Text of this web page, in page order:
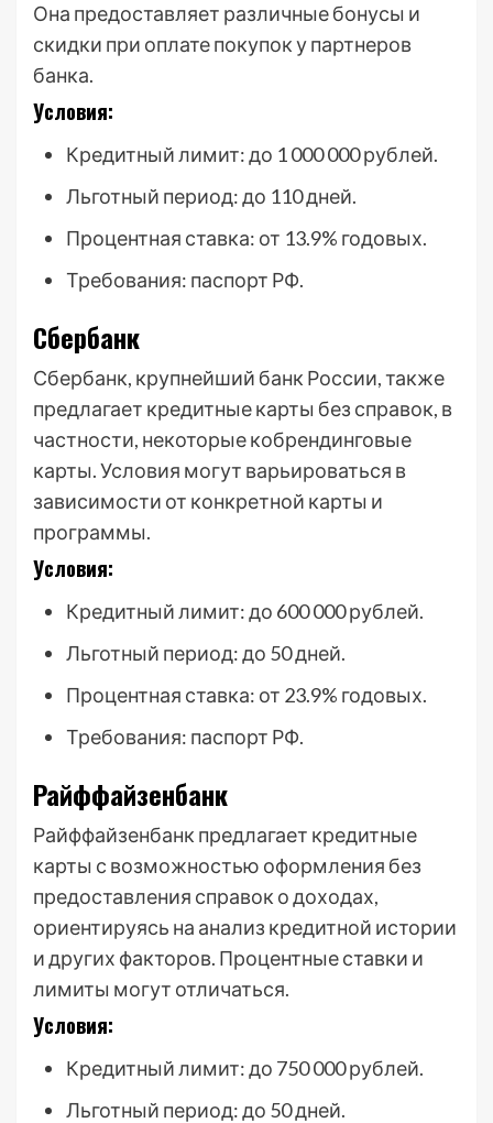
Она предоставляет различные бонусы и
скидки при оплате покупок у партнеров
банка.
Условия:
Кредитный лимит: до 1 000 000 рублей.
Льготный период: до 110 дней.
Процентная ставка: от 13.9% годовых.
Требования: паспорт РФ.
Сбербанк
Сбербанк, крупнейший банк России, также
предлагает кредитные карты без справок, в
частности, некоторые кобрендинговые
карты. Условия могут варьироваться в
зависимости от конкретной карты и
программы.
Условия:
Кредитный лимит: до 600 000 рублей.
Льготный период: до 50 дней.
Процентная ставка: от 23.9% годовых.
Требования: паспорт РФ.
Райффайзенбанк
Райффайзенбанк предлагает кредитные
карты с возможностью оформления без
предоставления справок о доходах,
ориентируясь на анализ кредитной истории
и других факторов. Процентные ставки и
лимиты могут отличаться.
Условия:
Кредитный лимит: до 750 000 рублей.
Льготный период: до 50 дней.